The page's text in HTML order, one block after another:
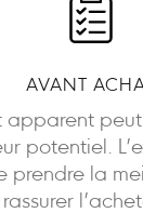
AVANT
apparent
potentiel.
prendre la